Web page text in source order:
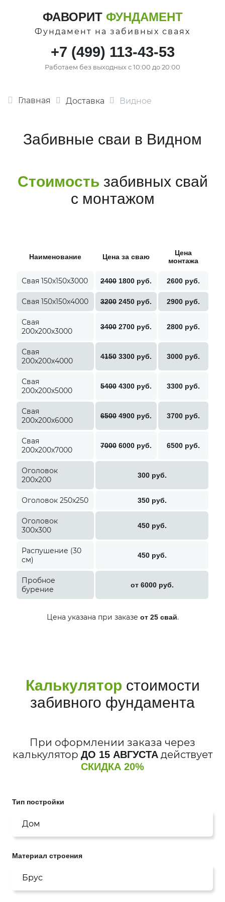
ФАВОРИТ ФУНДАМЕНТ
Фундамент на забивных сваях
+7 (499) 113-43-53
Работаем без выходных с 10:00 до 20:00
Главная Доставка Видное
Забивные сваи в Видном
Стоимостьзабивных свай
с монтажом
Наименование Цена за сваю
Цена
монтажа
Свая 150х150х3000 2400 1800 руб. 2600 руб.
Свая 150х150х4000 3200 2450 руб. 2900 руб.
Свая
200х200х3000
3400 2700 руб. 2800 руб.
Свая
200х200х4000
4150 3300 руб. 3000 руб.
Свая
200х200х5000
5400 4300 руб. 3300 руб.
Свая
200х200х6000
6500 4900 руб. 3700 руб.
Свая
200х200х7000
7000 6000 руб. 6500 руб.
Оголовок
200x200
300 руб.
Оголовок 250x250 350 руб.
Оголовок
300x300
450 руб.
Распушение (30
см)
450 руб.
Пробное
бурение
от 6000 руб.
Цена указана при заказе от 25 свай.
Калькулятор стоимости
забивного фундамента
При оформлении заказа через
калькулятор ДО 15 АВГУСТА действует
СКИДКА 20%
Тип постройки
Материал строения